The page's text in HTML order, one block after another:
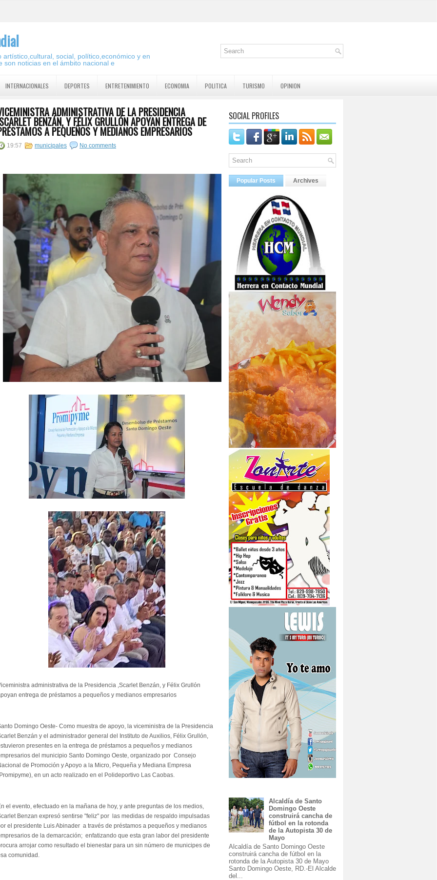
social, político,económico y en
son noticias en el ámbito nacional e
INTERNACIONALES DEPORTES ENTRETENIMIENTO ECONOMIA POLITICA TURISMO OPINION
ADMINISTRATIVA DE LA PRESIDENCIA
BENZÁN, Y FÉLIX GRULLÓN APOYAN ENTREGA DE
A PEQUEÑOS Y MEDIANOS EMPRESARIOS
19:57 municipales No comments
administrativa de la Presidencia ,Scarlet Benzán, y Félix Grullón
entrega de préstamos a pequeños y medianos empresarios
Domingo Oeste- Como muestra de apoyo, la viceministra de la Presidencia
Benzán y el administrador general del Instituto de Auxilios, Félix Grullón,
presentes en la entrega de préstamos a pequeños y medianos
del municipio Santo Domingo Oeste, organizado por Consejo
de Promoción y Apoyo a la Micro, Pequeña y Mediana Empresa
en un acto realizado en el Polideportivo Las Caobas.
el evento, efectuado en la mañana de hoy, y ante preguntas de los medios,
Benzan expresó sentirse "feliz" por las medidas de respaldo impulsadas
el presidente Luis Abinader a través de préstamos a pequeños y medianos
de la demarcación; enfatizando que esta gran labor del presidente
arrojar como resultado el bienestar para un sin número de municipes de
comunidad.
SOCIAL PROFILES
Popular Posts Archives
Alcaldía de Santo
Domingo Oeste
construirá cancha de
fútbol en la rotonda
de la Autopista 30 de
Mayo
Alcaldía de Santo Domingo Oeste
construirá cancha de fútbol en la
rotonda de la Autopista 30 de Mayo
Santo Domingo Oeste, RD.-El Alcalde
del...